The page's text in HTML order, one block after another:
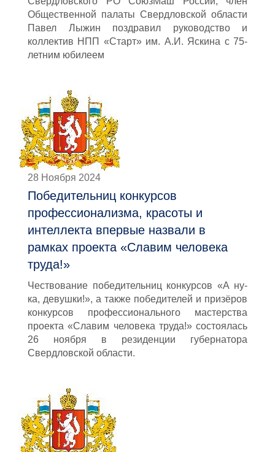
Общественной палаты Свердловской области
Павел Лыжин поздравил руководство и
коллектив НПП «Старт» им. А.И. Яскина с 75-
летним юбилеем
28 Ноября 2024
Победительниц конкурсов
профессионализма, красоты и
интеллекта впервые назвали в
рамках проекта «Славим человека
труда!»
Чествование победительниц конкурсов «А ну-
ка, девушки!», а также победителей и призёров
конкурсов профессионального мастерства
проекта «Славим человека труда!» состоялась
26 ноября в резиденции губернатора
Свердловской области.